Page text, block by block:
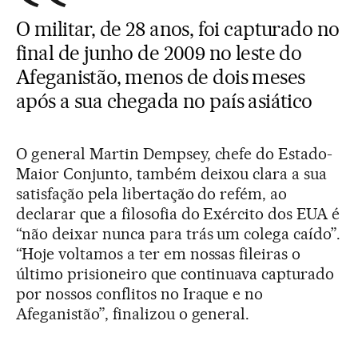
O militar, de 28 anos, foi capturado no
final de junho de 2009 no leste do
Afeganistão, menos de dois meses
após a sua chegada no país asiático
O general Martin Dempsey, chefe do Estado-
Maior Conjunto, também deixou clara a sua
satisfação pela libertação do refém, ao
declarar que a filosofia do Exército dos EUA é
“não deixar nunca para trás um colega caído”.
“Hoje voltamos a ter em nossas fileiras o
último prisioneiro que continuava capturado
por nossos conflitos no Iraque e no
Afeganistão”, finalizou o general.